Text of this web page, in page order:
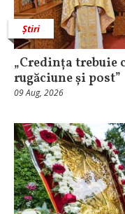
Știri
„Credința
rugăciune și post”
09 Aug, 2026